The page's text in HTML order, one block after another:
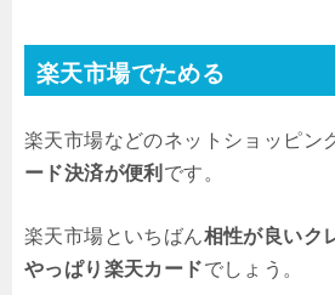
楽天市場でためる
楽天市場などのネットショッピン
ード決済が便利 です。
楽天市場といちばん相性が良いク
やっぱり楽天カードでしょう。